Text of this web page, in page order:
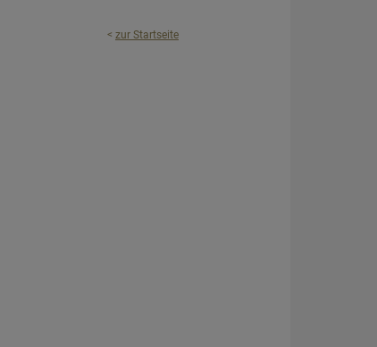
< zur Startseite